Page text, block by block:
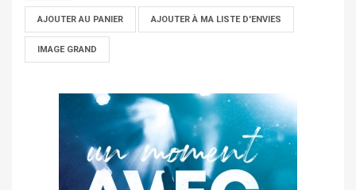
AJOUTER AU PANIER AJOUTER À MA LISTE D'ENVIES
IMAGE GRAND